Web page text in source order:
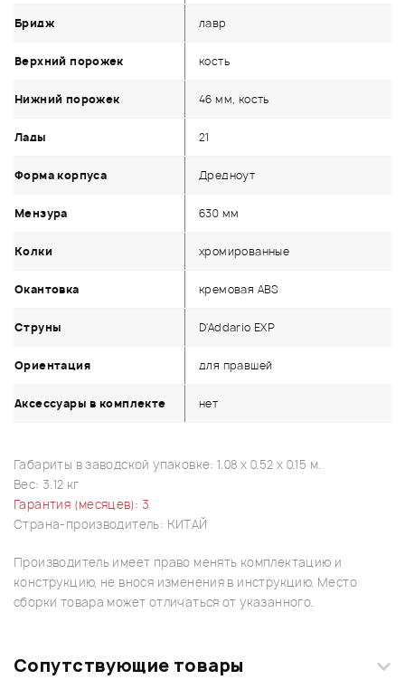
Бридж лавр
Верхний порожек кость
Нижний порожек 46 мм, кость
Лады 21
Форма корпуса Дредноут
Мензура 630 мм
Колки хромированные
Окантовка кремовая ABS
Струны D'Addario EXP
Ориентация для правшей
Аксессуары в комплекте нет
Габариты в заводской упаковке: 1.08 x 0.52 x 0.15 м.
Вес: 3.12 кг
Гарантия (месяцев): 3
Страна-производитель: КИТАЙ
Производитель имеет право менять комплектацию и
конструкцию, не внося изменения в инструкцию. Место
сборки товара может отличаться от указанного.
Сопутствующие товары